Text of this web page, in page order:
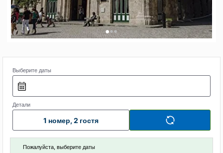
•••
Выберите даты
Детали
1 номер, 2 гостя
Пожалуйста, выберите даты